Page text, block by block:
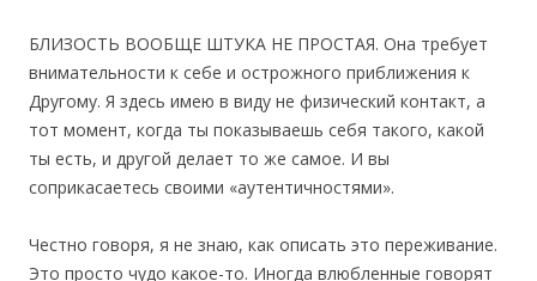
БЛИЗОСТЬ ВООБЩЕ ШТУКА НЕ ПРОСТАЯ. Она требует
внимательности к себе и острожного приближения к
Другому. Я здесь имею в виду не физический контакт, а
тот момент, когда ты показываешь себя такого, какой
ты есть, и другой делает то же самое. И вы
соприкасаетесь своими «аутентичностями».
Честно говоря, я не знаю, как описать это переживание.
Это просто чудо какое-то. Иногда влюбленные говорят